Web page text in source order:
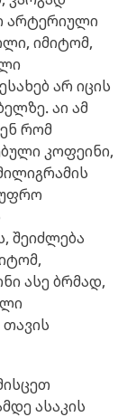
არტერიული
იმიტომ,
არ იცის
აი ამ
რომ
კოფეინი,
შეიძლება
ასე ბრმად,
ასაკის